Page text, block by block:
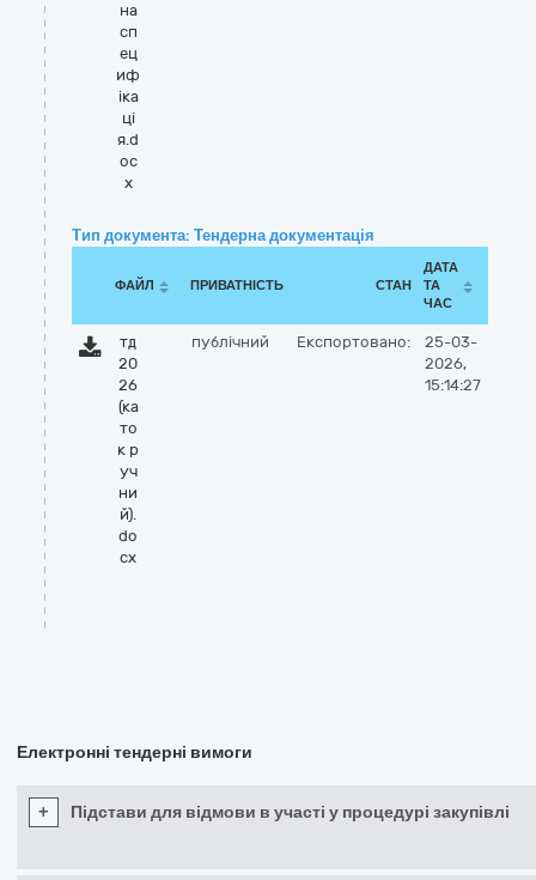
на
сп
ец
иф
іка
ці
я.d
oc
x
Тип документа: Тендерна документація
ФАЙЛ ПРИВАТНІСТЬ СТАН
ДАТА
ТА
ЧАС
тд
20
26
(ка
то
к р
уч
ни
й).
do
cx
публічний Експортовано:
25-03-
2026,
15:14:27
Електронні тендерні вимоги
+ Підстави для відмови в участі у процедурі закупівлі